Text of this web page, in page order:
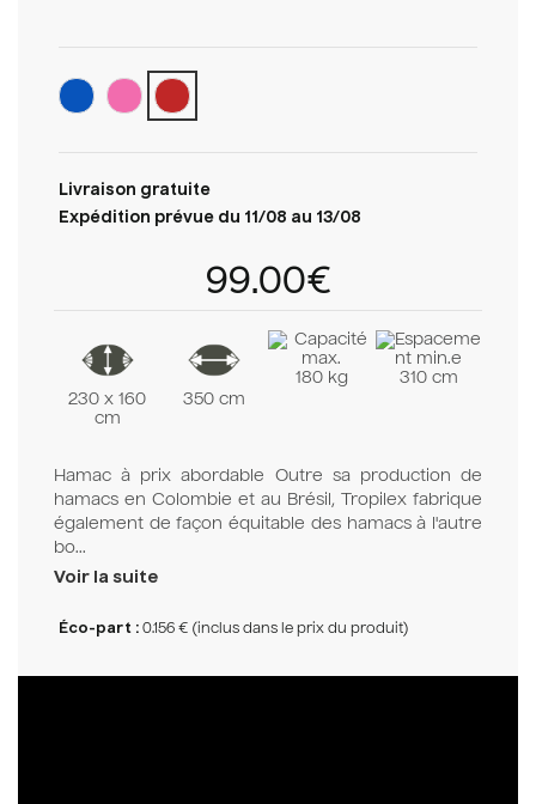
Livraison gratuite
Expédition prévue du 11/08 au 13/08
99.00€
230 x 160
cm
350 cm
180 kg 310 cm
Hamac à prix abordable Outre sa production de
hamacs en Colombie et au Brésil, Tropilex fabrique
également de façon équitable des hamacs à l'autre
bo...
Voir la suite
Éco-part : 0.156 € (inclus dans le prix du produit)